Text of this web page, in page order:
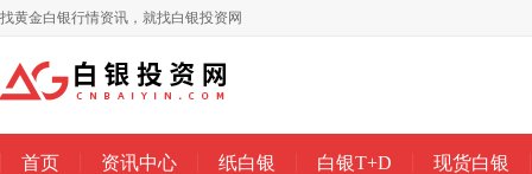
找黄金白银行情资讯，就找白银投资网
首页 资讯中心 纸白银 白银T+D 现货白银